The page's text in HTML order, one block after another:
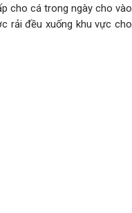
cho cá trong ngày cho vào
rải đều xuống khu vực cho